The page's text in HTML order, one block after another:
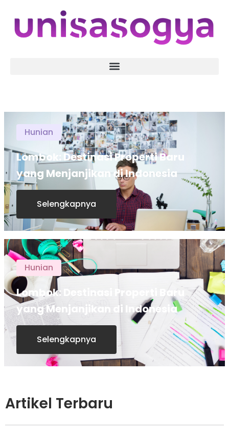
Hunian
Lombok: Destinasi Properti Baru
yang Menjanjikan di Indonesia
Selengkapnya
Hunian
Lombok: Destinasi Properti Baru
yang Menjanjikan di Indonesia
Selengkapnya
Artikel Terbaru